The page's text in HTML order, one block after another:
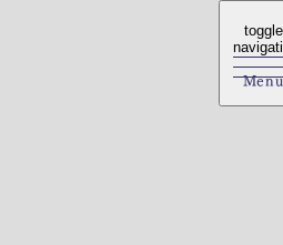
toggle
Menu
toggle
Menu